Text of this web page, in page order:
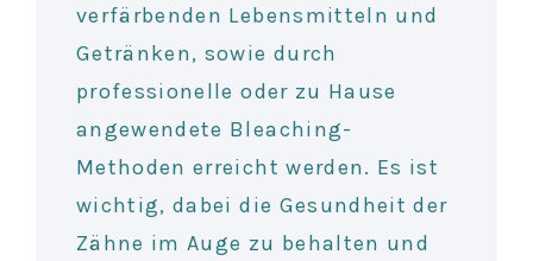
verfärbenden Lebensmitteln und
Getränken, sowie durch
professionelle oder zu Hause
angewendete Bleaching-
Methoden erreicht werden. Es ist
wichtig, dabei die Gesundheit der
Zähne im Auge zu behalten und